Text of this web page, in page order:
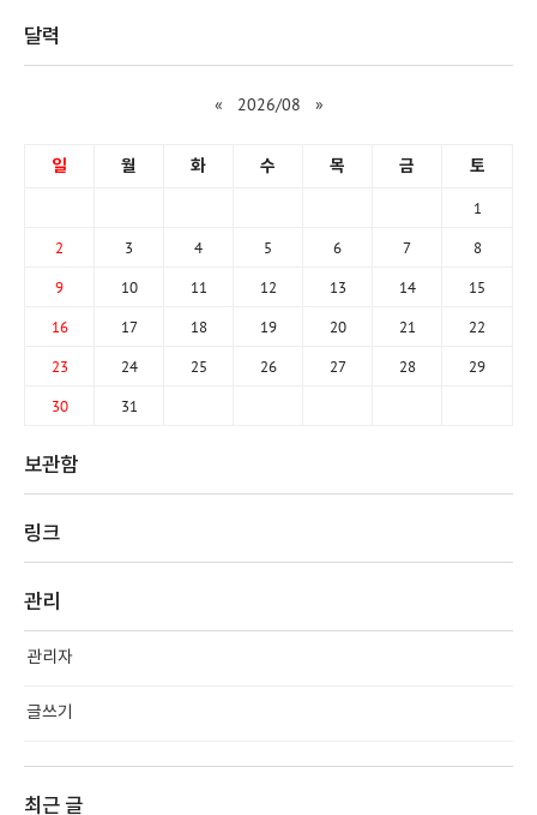
달력
« 2026/08 »
일 월 화 수 목 금 토
1
2 3 4 5 6 7 8
9 10 11 12 13 14 15
16 17 18 19 20 21 22
23 24 25 26 27 28 29
30 31
보관함
링크
관리
관리자
글쓰기
최근 글